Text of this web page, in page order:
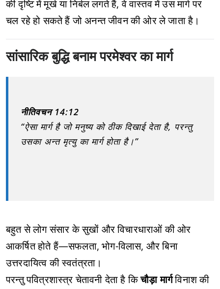
की दृष्टि में मूर्ख या निर्बल लगते हैं, वे वास्तव में उस मार्ग पर
चल रहे हो सकते हैं जो अनन्त जीवन की ओर ले जाता है।
सांसारिक बुद्धि बनाम परमेश्वर का मार्ग
नीतिवचन 14:12
“ऐसा मार्ग है जो मनुष्य को ठीक दिखाई देता है, परन्तु
उसका अन्त मृत्यु का मार्ग होता है।”
बहुत से लोग संसार के सुखों और विचारधाराओं की ओर
आकर्षित होते हैं—सफलता, भोग-विलास, और बिना
उत्तरदायित्व की स्वतंत्रता।
परन्तु पवित्रशास्त्र चेतावनी देता है किचौड़ा मार्गविनाश की